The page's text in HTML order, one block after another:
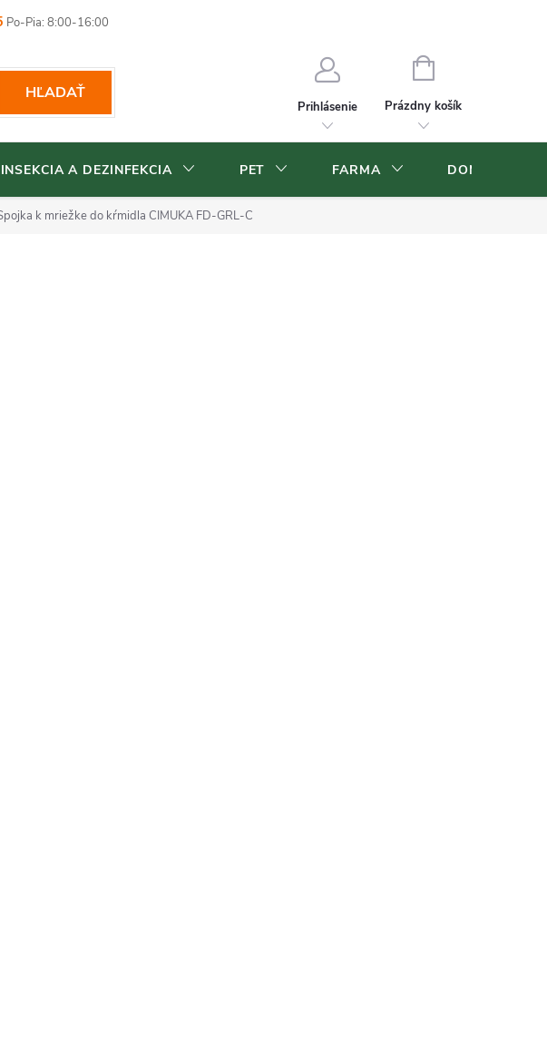
Vrátenia tovaru
HĽADAŤ
Prihlásenie
NÁKUPNÝ
Prázdny košík
A DEZINFEKCIA PET FARMA DOMOV A
k mriežke do kŕmidla CIMUKA FD-GRL-C